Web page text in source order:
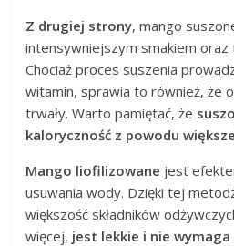
Z drugiej strony, mango
intensywniejszym smakiem
Chociaż proces suszenia
witamin, sprawia to również, że
trwały. Warto pamiętać, że
kaloryczność z powodu
Mango liofilizowane jest
usuwania wody. Dzięki tej
większość składników
więcej, jest lekkie i nie wymaga